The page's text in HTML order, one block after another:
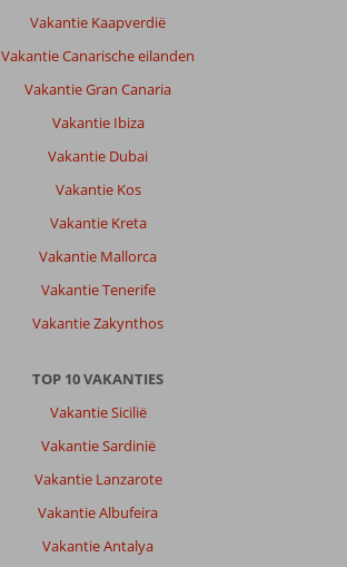
Vakantie Kaapverdië
Vakantie Canarische eilanden
Vakantie Gran Canaria
Vakantie Ibiza
Vakantie Dubai
Vakantie Kos
Vakantie Kreta
Vakantie Mallorca
Vakantie Tenerife
Vakantie Zakynthos
TOP 10 VAKANTIES
Vakantie Sicilië
Vakantie Sardinië
Vakantie Lanzarote
Vakantie Albufeira
Vakantie Antalya